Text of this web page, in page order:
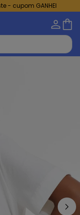
- cupom GANHEI